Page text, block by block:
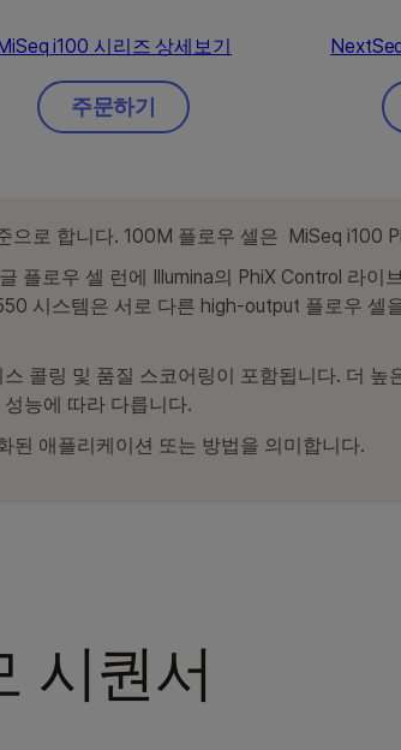
i100 시리즈 상세보기
주문하기
으로 합니다. 100M 플로우 셀은 MiSeq i100
플로우 셀 런에 Illumina의 PhiX Control 라
시스템은 서로 다른 high-output 플로우
콜링 및 품질 스코어링이 포함됩니다. 더
능에 따라 다릅니다.
된 애플리케이션 또는 방법을 의미합니다.
시퀀서